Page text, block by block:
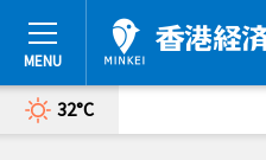
32°C